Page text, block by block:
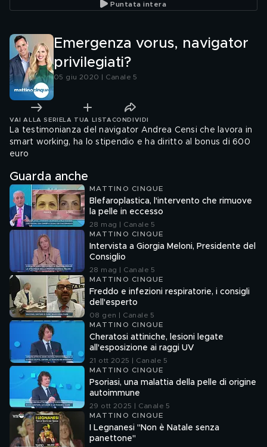
Puntata intera
Emergenza vorus, navigator
privilegiati?
05 giu 2020 | Canale 5
VAI ALLA SERIE LA TUA LISTA CONDIVIDI
La testimonianza del navigator Andrea Censi che lavora in
smart working, ha lo stipendio e ha diritto al bonus di 600
euro
Guarda anche
MATTINO CINQUE
Blefaroplastica, l'intervento che rimuove
la pelle in eccesso
28 mag | Canale 5
MATTINO CINQUE
Intervista a Giorgia Meloni, Presidente del
Consiglio
28 mag | Canale 5
MATTINO CINQUE
Freddo e infezioni respiratorie, i consigli
dell'esperto
08 gen | Canale 5
MATTINO CINQUE
Cheratosi attiniche, lesioni legate
all'esposizione ai raggi UV
21 ott 2025 | Canale 5
MATTINO CINQUE
Psoriasi, una malattia della pelle di origine
autoimmune
29 ott 2025 | Canale 5
MATTINO CINQUE
I Legnanesi "Non è Natale senza
panettone"